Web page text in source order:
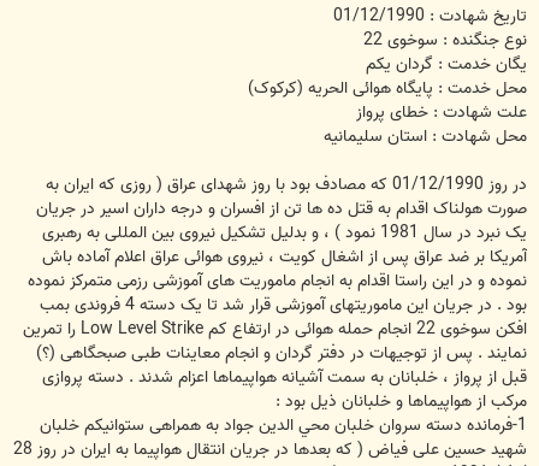
تاریخ شهادت : 01/12/1990
نوع جنگنده : سوخوی 22
یگان خدمت : گردان یکم
محل خدمت : پایگاه هوائی الحریه (کرکوک)
علت شهادت : خطای پرواز
محل شهادت : استان سلیمانیه
در روز 01/12/1990 که مصادف بود با روز شهدای عراق ( روزی که ایران به
صورت هولناک اقدام به قتل ده ها تن از افسران و درجه داران اسیر در جریان
یک نبرد در سال 1981 نمود ) ، و بدلیل تشکیل نیروی بین المللی به رهبری
آمریکا بر ضد عراق پس از اشغال کویت ، نیروی هوائی عراق اعلام آماده باش
نموده و در این راستا اقدام به انجام ماموریت های آموزشی رزمی متمرکز نموده
بود . در جریان این ماموریتهای آموزشی قرار شد تا یک دسته 4 فروندی بمب
افکن سوخوی 22 انجام حمله هوائی در ارتفاع کم Low Level Strike را تمرین
نمایند . پس از توجیهات در دفتر گردان و انجام معاینات طبی صبحگاهی (؟)
قبل از پرواز ، خلبانان به سمت آشیانه هواپیماها اعزام شدند . دسته پروازی
مرکب از هواپیماها و خلبانان ذیل بود :
1-فرمانده دسته سروان خلبان محي الدين جواد به همراهی ستوانیکم خلبان
شهید حسین علی فیاض ( که بعدها در جریان انتقال هواپیما به ایران در روز 28